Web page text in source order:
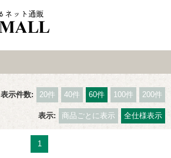
表示件数:
20件 40件 60件 100件 200件
表示: 商品ごとに表示 全仕様表示
1